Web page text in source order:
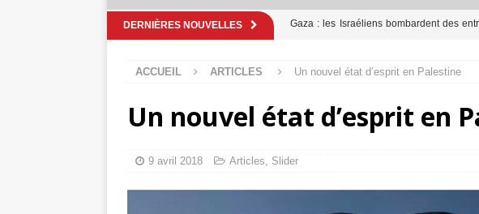
DERNIÈRES NOUVELLES Gaza : les Israéliens bombardent des
Capituler ou mourir : le « processus de
6 août 2026 ]
Mille jours de génocide : l’histoire de
Les Israéliens effacent les preuves du
La promesse que j’ai faite à Ismail al-
ACCUEIL ARTICLES Un nouvel état d’esprit en Palestine
Un nouvel état d’esprit en
9 avril 2018 Articles, Slider